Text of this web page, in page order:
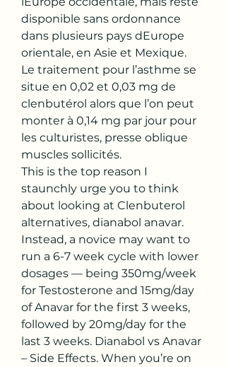
disponible sans ordonnance
dans plusieurs pays dEurope
orientale, en Asie et Mexique.
Le traitement pour l’asthme se
situe en 0,02 et 0,03 mg de
clenbutérol alors que l’on peut
monter à 0,14 mg par jour pour
les culturistes, presse oblique
muscles sollicités.
This is the top reason I
staunchly urge you to think
about looking at Clenbuterol
alternatives, dianabol anavar.
Instead, a novice may want to
run a 6-7 week cycle with lower
dosages — being 350mg/week
for Testosterone and 15mg/day
of Anavar for the first 3 weeks,
followed by 20mg/day for the
last 3 weeks. Dianabol vs Anavar
– Side Effects. When you’re on